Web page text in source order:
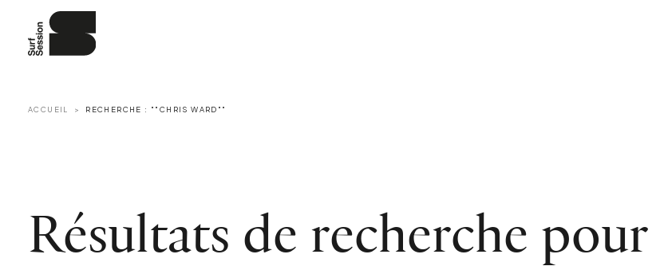
ACCUEIL RECHERCHE : ""CHRIS WARD""
Résultats de recherche pour